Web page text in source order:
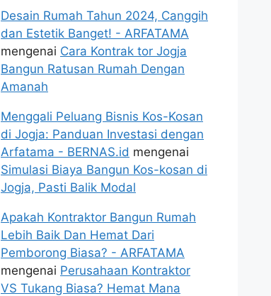
Desain Rumah Tahun 2024, Canggih
dan Estetik Banget! - ARFATAMA
mengenai Cara Kontrak tor Jogja
Bangun Ratusan Rumah Dengan
Amanah
Menggali Peluang Bisnis Kos-Kosan
di Jogja: Panduan Investasi dengan
Arfatama - BERNAS.id mengenai
Simulasi Biaya Bangun Kos-kosan di
Jogja, Pasti Balik Modal
Apakah Kontraktor Bangun Rumah
Lebih Baik Dan Hemat Dari
Pemborong Biasa? - ARFATAMA
mengenai Perusahaan Kontraktor
VS Tukang Biasa? Hemat Mana